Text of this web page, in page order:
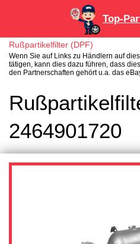
Top-
Rußpartikelfilter (DPF)
Wenn Sie auf Links zu Händlern auf
tätigen, kann dies dazu führen, dass
den Partnerschaften gehört u.a. das
2464901720